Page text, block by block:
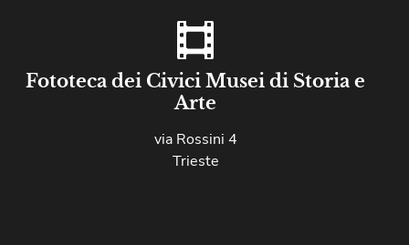
Fototeca dei Civici Musei di Storia e
Arte
via Rossini 4
Trieste